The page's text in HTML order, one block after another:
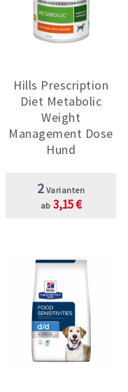
Hills Prescription
Diet Metabolic
Weight
Management Dose
Hund
2 Varianten
ab 3,15 €